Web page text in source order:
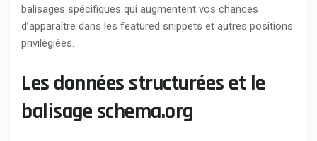
balisages spécifiques qui augmentent vos chances
d’apparaître dans les featured snippets et autres positions
privilégiées.
Les données structurées et le
balisage schema.org